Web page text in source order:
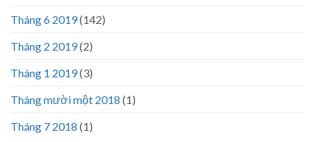
Tháng 6 2019(142)
Tháng 2 2019(2)
Tháng 1 2019(3)
Tháng mười một 2018 (1)
Tháng 7 2018 (1)